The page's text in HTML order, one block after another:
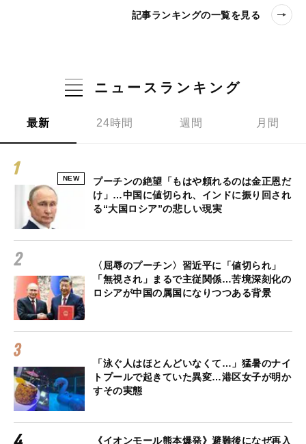
記事ランキングの一覧を見る
ニュースランキング
最新 24時間 週間 月間
NEW
プーチンの絶望「もはや頼れるのは金正恩だ
け」…中国に値切られ、インドに振り回され
る“大国ロシア”の悲しい現実
〈屈辱のプーチン〉習近平に「値切られ」
「無視され」まるで主従関係…苦境深刻化の
ロシアが中国の属国になりつつある背景
「泳ぐ人はほとんどいなくて…」猛暑のナイ
トプールで起きていた異変…港区女子が明か
すその実態
《イオンモール熊本爆発》避難後になぜ再入